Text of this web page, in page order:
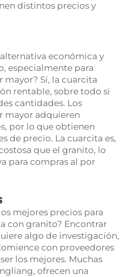
distintos precios y
económica y
especialmente para
Sí, la cuarcita
rentable, sobre todo si
cantidades. Los
mayor adquieren
por lo que obtienen
de precio. La cuarcita es,
que el granito, lo
para compras al por
mejores precios para
con granito? Encontrar
algo de investigación,
con proveedores
los mejores. Muchas
ofrecen una